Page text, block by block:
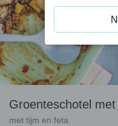
Groenteschotel
met tijm en feta